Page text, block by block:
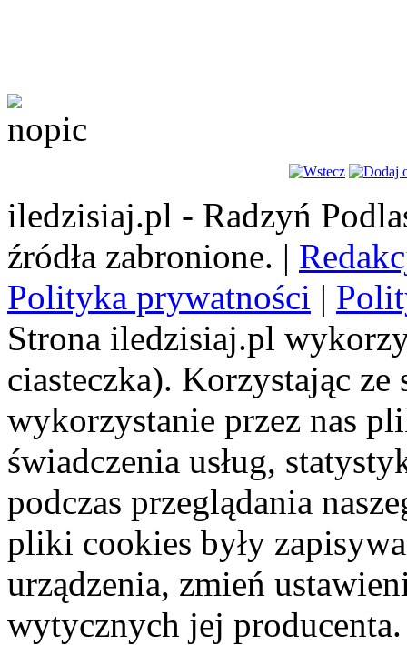
iledzisiaj.pl - Radzyń
źródła zabronione. |
Polityka prywatności |
Strona iledzisiaj.pl
ciasteczka). Korzystając
wykorzystanie przez nas
świadczenia usług,
podczas przeglądania
pliki cookies były
urządzenia, zmień
wytycznych jej producenta.